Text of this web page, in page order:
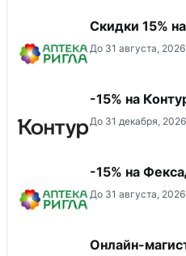
Скидки 15%
До 31 августа, 2026
-15% на
До 31 декабря, 2026
-15% на
До 31 августа, 2026
Онлайн-